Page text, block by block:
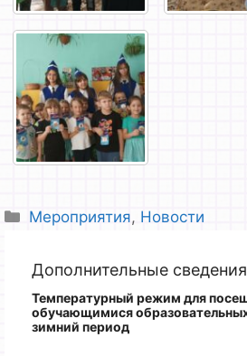
Рубрики
Мероприятия, Новости
Дополнительные сведения
Температурный режим для
обучающимися
зимний период